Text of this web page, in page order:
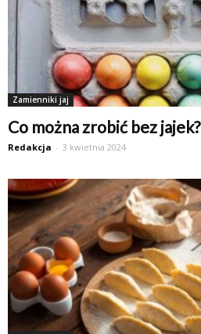
Zamienniki jaj
Co można zrobić bez jajek?
Redakcja - 3 kwietnia 2024